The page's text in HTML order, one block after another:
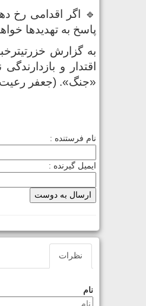
🔹 اگر اقدامی رخ
پاسخ به تهدیدها
به گزارش
اقتدار و
«جنگ». (جعفر رعیت/
نام فرستنده :
ایمیل گیرنده :
نظرات
نام